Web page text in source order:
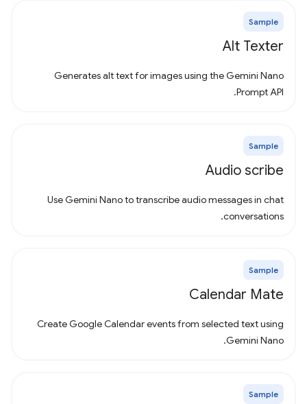
Sample
Alt Texter
Generates alt text for images using the Gemini Nano
Prompt API.
Sample
Audio scribe
Use Gemini Nano to transcribe audio messages in chat
conversations.
Sample
Calendar Mate
Create Google Calendar events from selected text using
Gemini Nano.
Sample